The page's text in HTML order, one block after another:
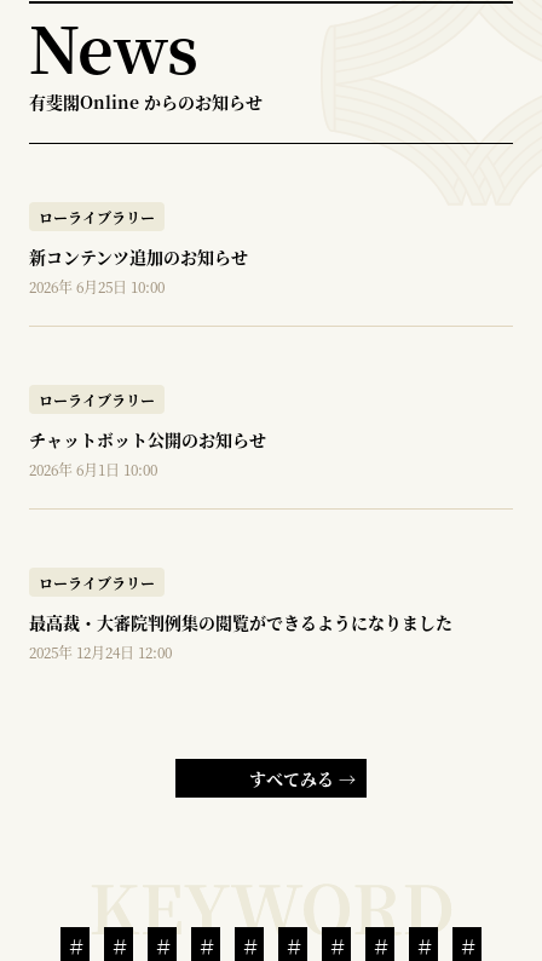
News
有斐閣Online からのお知らせ
ローライブラリー
新コンテンツ追加のお知らせ
2026年 6月25日 10:00
ローライブラリー
チャットボット公開のお知らせ
2026年 6月1日 10:00
ローライブラリー
最高裁・大審院判例集の閲覧ができるようになりました
2025年 12月24日 12:00
すべてみる →